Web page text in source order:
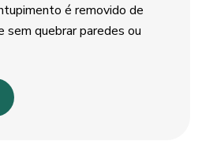
é removido de
sem quebrar paredes ou